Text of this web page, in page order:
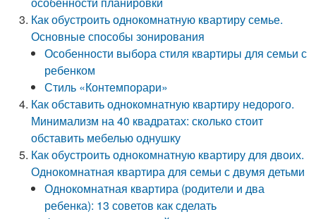
Как обустроить однокомнатную квартиру семье.
Основные способы зонирования
Особенности выбора стиля квартиры для семьи с
ребенком
Стиль «Контемпорари»
Как обставить однокомнатную квартиру недорого.
Минимализм на 40 квадратах: сколько стоит
обставить мебелью однушку
Как обустроить однокомнатную квартиру для двоих.
Однокомнатная квартира для семьи с двумя детьми
Однокомнатная квартира (родители и два
ребенка): 13 советов как сделать